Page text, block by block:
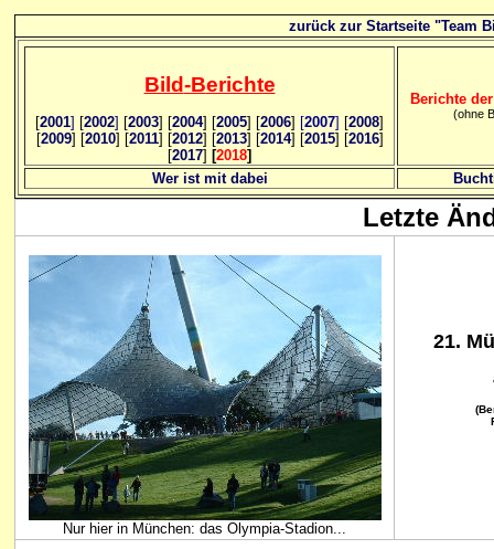
zurück zur Startseite "Team
Bild-Berichte
[2001] [2002] [2003] [2004] [2005] [2006] [2007] [2008]
[2009] [2010] [2011] [2012] [2013] [2014] [2015] [2016]
[2017] [2018]
Berichte
(ohne
Wer ist mit dabei
Letzte
Nur hier in München: das Olympia-Stadion...
21.